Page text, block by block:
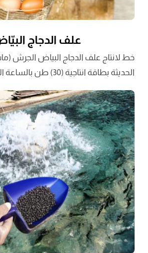
علف الدجاج
خط لانتاج علف الدجاج البياض الجرش
الحديثة بطاقة انتاجية (30) طن بالساعة الواحدة